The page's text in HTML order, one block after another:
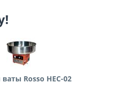
Rosso HEC-02